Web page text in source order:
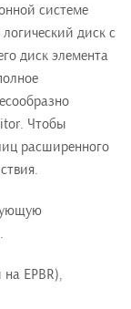
системе
диск с
диск элемента
Чтобы
расширенного
EPBR),